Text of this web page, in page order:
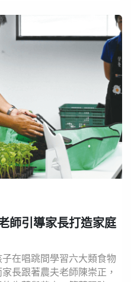
好」的情境中，永續就能繼
天都能做到的支持方式。
師引導家長打造家庭
在唱跳間學習六大類食物
長跟著農夫老師陳崇正，